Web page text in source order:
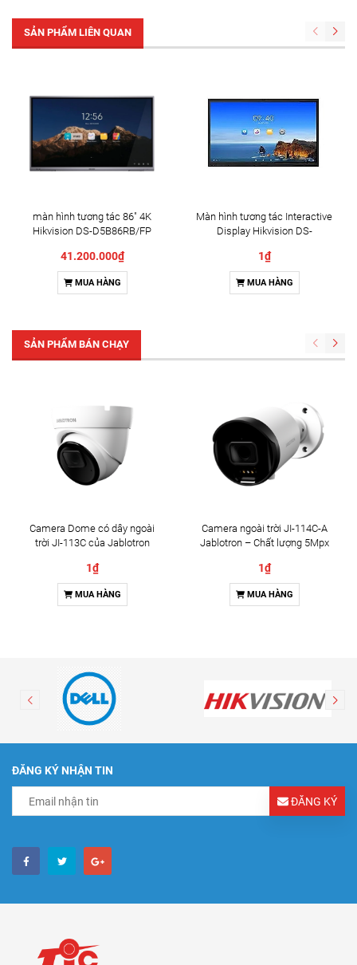
SẢN PHẨM LIÊN QUAN
màn hình tương tác 86" 4K
Hikvision DS-D5B86RB/FP
41.200.000₫
MUA HÀNG
Màn hình tương tác Interactive
Display Hikvision DS-
cao cấp
1₫
MUA HÀNG
SẢN PHẨM BÁN CHẠY
Camera Dome có dây ngoài
trời JI-113C của Jablotron
1₫
MUA HÀNG
Camera ngoài trời JI-114C-A
Jablotron – Chất lượng 5Mpx
1₫
MUA HÀNG
ĐĂNG KÝ NHẬN TIN
ĐĂNG KÝ